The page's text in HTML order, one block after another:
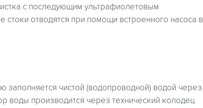
с последующим ультрафиолетовым
отводятся при помощи встроенного насоса в
заполняется чистой (водопроводной) водой через
воды производится через технический колодец